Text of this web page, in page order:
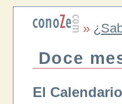
»
Doce
El